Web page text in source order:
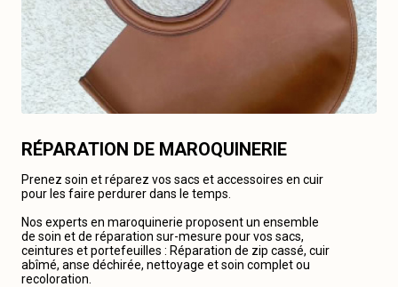
RÉPARATION DE MAROQUINERIE
Prenez soin et réparez vos sacs et accessoires en cuir
pour les faire perdurer dans le temps.
Nos experts en maroquinerie proposent un ensemble
de soin et de réparation sur-mesure pour vos sacs,
ceintures et portefeuilles : Réparation de zip cassé, cuir
abîmé, anse déchirée, nettoyage et soin complet ou
recoloration.